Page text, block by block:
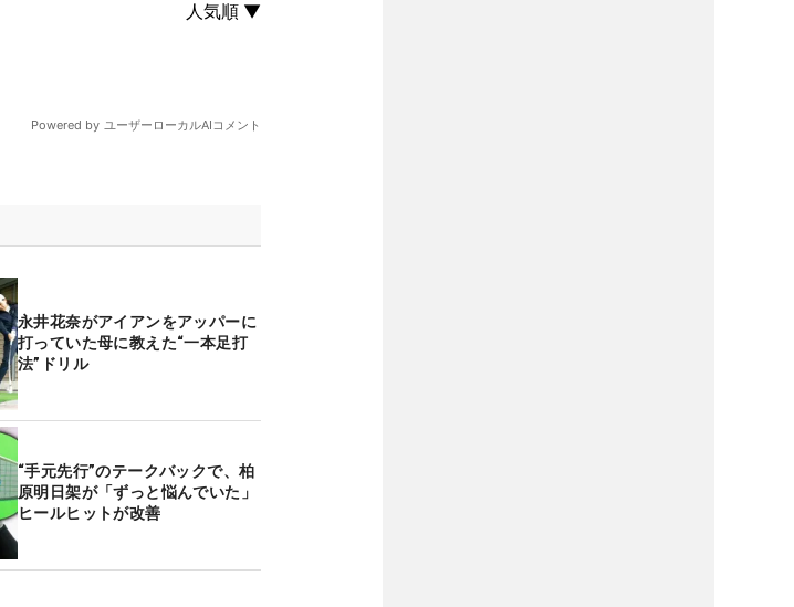
永井花奈がアイアンをアッパーに
打っていた母に教えた“一本足打
法”ドリル
“手元先行”のテークバックで、柏
原明日架が「ずっと悩んでいた」
ヒールヒットが改善